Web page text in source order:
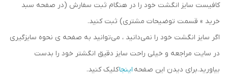
کافیست سایز انگشت خود را در هنگام ثبت سفارش (در صفحه سبد
خرید » قسمت توضیحات مشتری) ثبت کنید.
اگر سایز انگشت خود را نمی‌دانید ، می‌توانید به صفحه ی نحوه سایزگیری
در سایت مراجعه و خیلی راحت سایز دقیق انگشتر خود را بدست
بیاورید.برای دیدن این صفحه اینجاکلیک کنید.